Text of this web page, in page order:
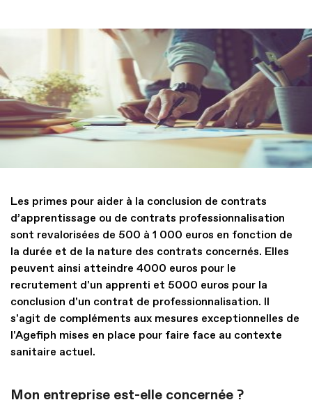
Les primes pour aider à la conclusion de contrats
d’apprentissage ou de contrats professionnalisation
sont revalorisées de 500 à 1 000 euros en fonction de
la durée et de la nature des contrats concernés. Elles
peuvent ainsi atteindre 4000 euros pour le
recrutement d'un apprenti et 5000 euros pour la
conclusion d'un contrat de professionnalisation. Il
s'agit de compléments aux mesures exceptionnelles de
l'Agefiph mises en place pour faire face au contexte
sanitaire actuel.
Mon entreprise est-elle concernée ?